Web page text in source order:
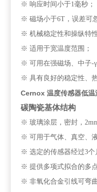
※响应时间小于1毫秒；
※磁场小于6T ，误差可
※机械稳定性和操纵特
※适用于宽温度范围 ；
※可用在强磁场、中子-
※具有良好的稳定性、
Cernox 温度传感器低温
碳陶瓷基体结构
※玻璃涂层，密封，
※可用于气体、真空、
※选定的传感器经过3个
※提供多项式拟合的多
※非氧化合金引线可弯